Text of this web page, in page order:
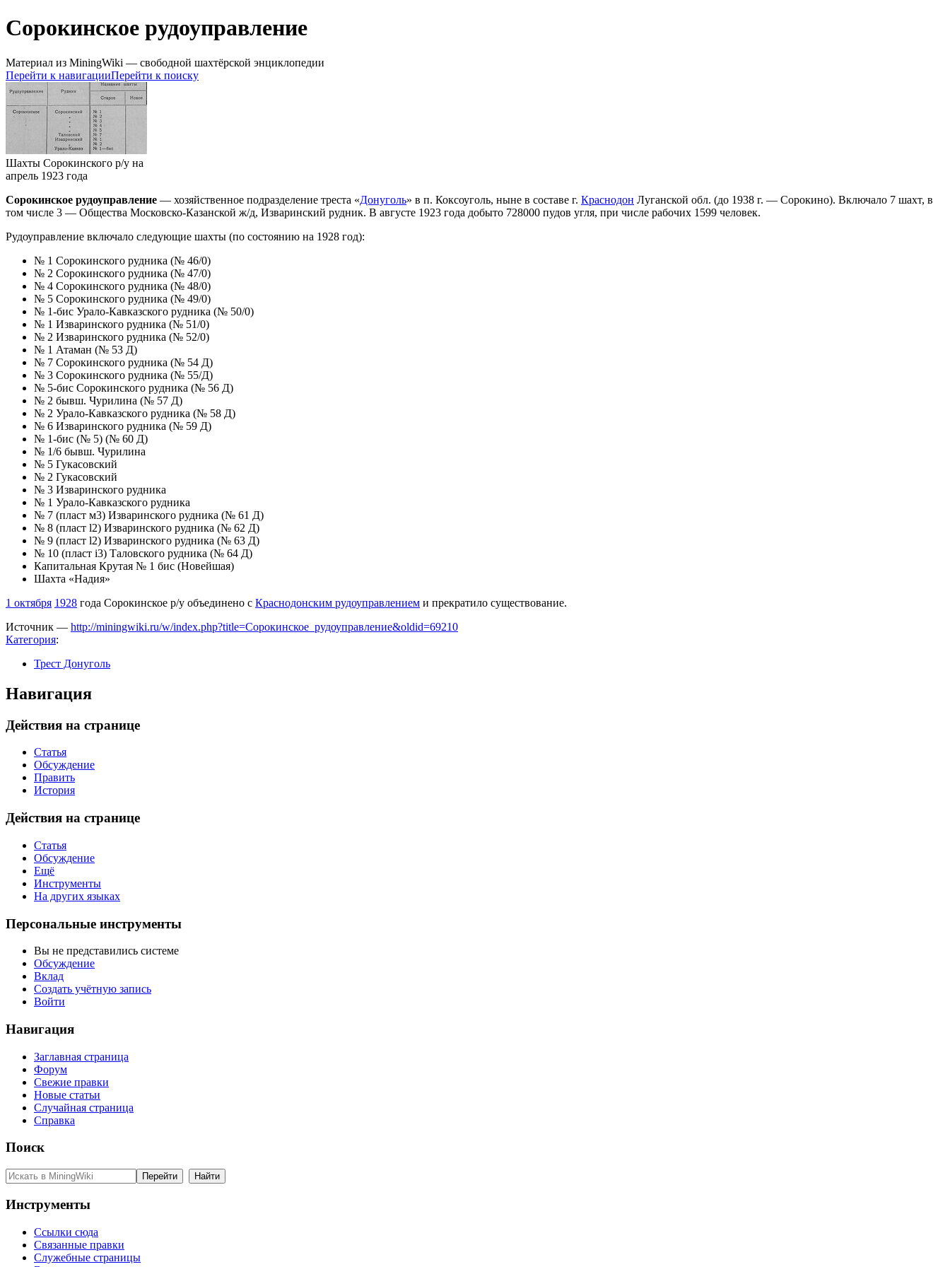
Сорокинское рудоуправление
Материал из MiningWiki — свободной шахтёрской энциклопедии
Перейти к навигацииПерейти к поиску
Шахты Сорокинского р/у на
апрель 1923 года
Сорокинское рудоуправление — хозяйственное подразделение треста «Донуголь» в п. Коксоуголь, ныне в составе г. Краснодон Луганской обл. (до 1938 г. — Сорокино). Включало 7 шахт, в
том числе 3 — Общества Московско-Казанской ж/д, Изваринский рудник. В августе 1923 года добыто 728000 пудов угля, при числе рабочих 1599 человек.
Рудоуправление включало следующие шахты (по состоянию на 1928 год):
№ 1 Сорокинского рудника (№ 46/0)
№ 2 Сорокинского рудника (№ 47/0)
№ 4 Сорокинского рудника (№ 48/0)
№ 5 Сорокинского рудника (№ 49/0)
№ 1-бис Урало-Кавказского рудника (№ 50/0)
№ 1 Изваринского рудника (№ 51/0)
№ 2 Изваринского рудника (№ 52/0)
№ 1 Атаман (№ 53 Д)
№ 7 Сорокинского рудника (№ 54 Д)
№ 3 Сорокинского рудника (№ 55/Д)
№ 5-бис Сорокинского рудника (№ 56 Д)
№ 2 бывш. Чурилина (№ 57 Д)
№ 2 Урало-Кавказского рудника (№ 58 Д)
№ 6 Изваринского рудника (№ 59 Д)
№ 1-бис (№ 5) (№ 60 Д)
№ 1/6 бывш. Чурилина
№ 5 Гукасовский
№ 2 Гукасовский
№ 3 Изваринского рудника
№ 1 Урало-Кавказского рудника
№ 7 (пласт м3) Изваринского рудника (№ 61 Д)
№ 8 (пласт l2) Изваринского рудника (№ 62 Д)
№ 9 (пласт l2) Изваринского рудника (№ 63 Д)
№ 10 (пласт i3) Таловского рудника (№ 64 Д)
Капитальная Крутая № 1 бис (Новейшая)
Шахта «Надия»
1 октября 1928 года Сорокинское р/у объединено с Краснодонским рудоуправлением и прекратило существование.
Источник — http://miningwiki.ru/w/index.php?title=Сорокинское_рудоуправление&oldid=69210
Категория:
Трест Донуголь
Навигация
Действия на странице
Статья
Обсуждение
Править
История
Действия на странице
Статья
Обсуждение
Ещё
Инструменты
На других языках
Персональные инструменты
Вы не представились системе
Обсуждение
Вклад
Создать учётную запись
Войти
Навигация
Заглавная страница
Форум
Свежие правки
Новые статьи
Случайная страница
Справка
Поиск
Инструменты
Ссылки сюда
Связанные правки
Служебные страницы